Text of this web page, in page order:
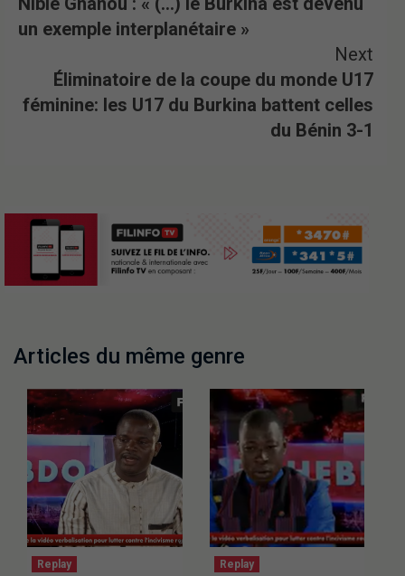
un exemple interplanétaire »
Next
Éliminatoire de la coupe du monde U17
féminine: les U17 du Burkina battent celles
du Bénin 3-1
Articles du même genre
Replay Replay